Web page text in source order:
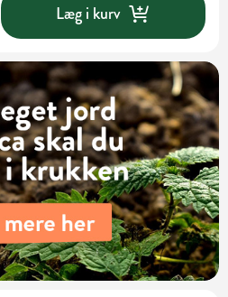
Læg i kurv